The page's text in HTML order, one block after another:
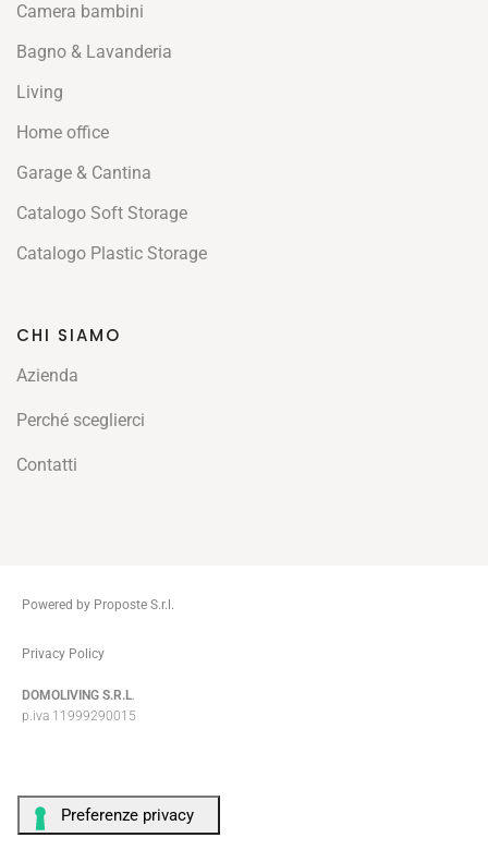
Camera bambini
Bagno & Lavanderia
Living
Home office
Garage & Cantina
Catalogo Soft Storage
Catalogo Plastic Storage
CHI SIAMO
Azienda
Perché sceglierci
Contatti
Powered by Proposte S.r.l.
Privacy Policy
DOMOLIVING S.R.L.
p.iva 11999290015